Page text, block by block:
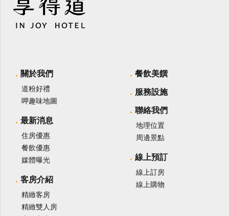
關於我們
道粉好禮
呷趣味地圖
最新消息
住房優惠
餐飲優惠
媒體曝光
客房介紹
精緻客房
精緻雙人房
餐飲美饌
服務設施
聯絡我們
地理位置
周邊景點
線上預訂
線上訂房
線上購物